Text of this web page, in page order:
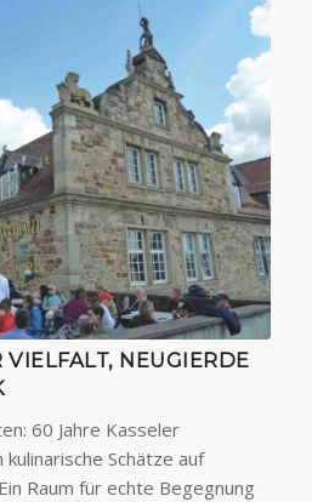
VIELFALT, NEUGIERDE
60 Jahre Kasseler
Schätze auf
Raum für echte Begegnung